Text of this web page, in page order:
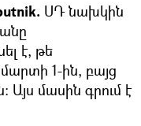
ՍԴ նախկին
է, թե
1-ին, բայց
Այս մասին գրում է